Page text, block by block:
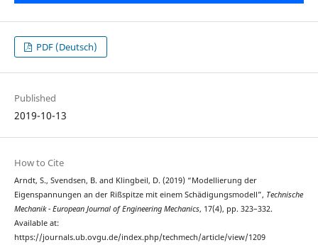
PDF (Deutsch)
Published
2019-10-13
How to Cite
Arndt, S., Svendsen, B. and Klingbeil, D. (2019) “Modellierung der
Eigenspannungen an der Rißspitze mit einem Schädigungsmodell”, Technische
Mechanik - European Journal of Engineering Mechanics, 17(4), pp. 323–332.
Available at:
https://journals.ub.ovgu.de/index.php/techmech/article/view/1209